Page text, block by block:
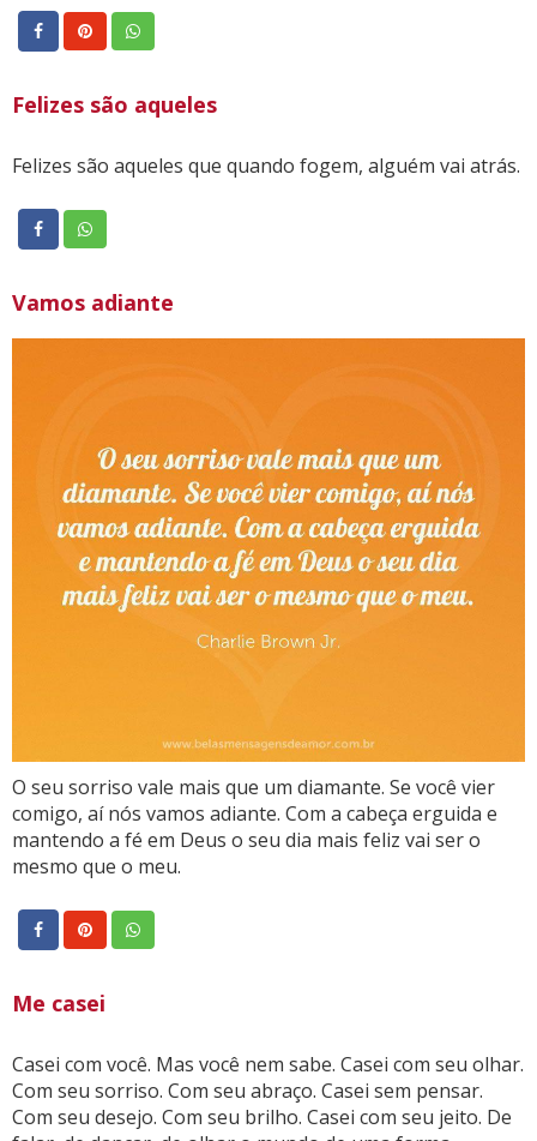
Felizes são aqueles
Felizes são aqueles que quando fogem, alguém vai atrás.
Vamos adiante
O seu sorriso vale mais que um diamante. Se você vier
comigo, aí nós vamos adiante. Com a cabeça erguida e
mantendo a fé em Deus o seu dia mais feliz vai ser o
mesmo que o meu.
Me casei
Casei com você. Mas você nem sabe. Casei com seu olhar.
Com seu sorriso. Com seu abraço. Casei sem pensar.
Com seu desejo. Com seu brilho. Casei com seu jeito. De